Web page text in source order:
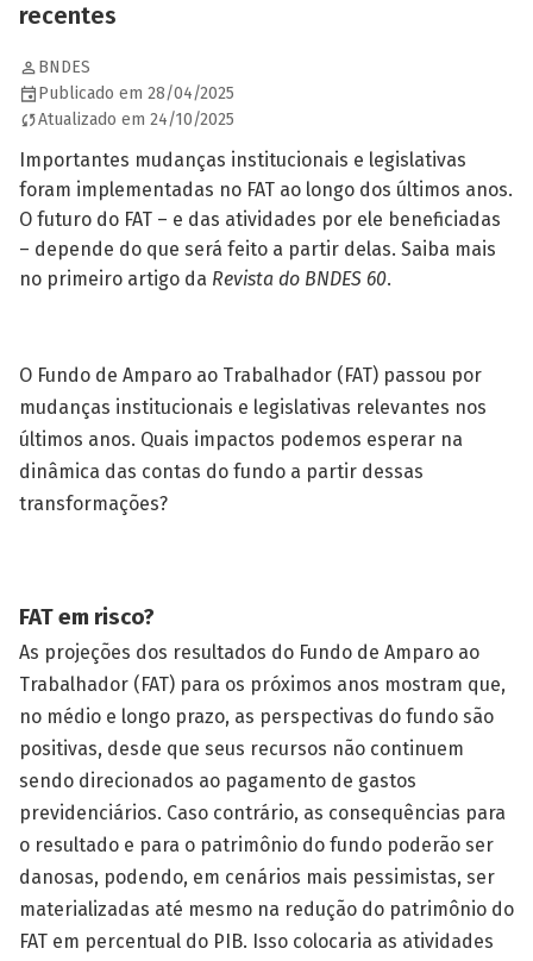
recentes
BNDES
Publicado em 28/04/2025
Atualizado em 24/10/2025
Importantes mudanças institucionais e legislativas
foram implementadas no FAT ao longo dos últimos anos.
O futuro do FAT – e das atividades por ele beneficiadas
– depende do que será feito a partir delas. Saiba mais
no primeiro artigo da Revista do BNDES 60.
O Fundo de Amparo ao Trabalhador (FAT) passou por
mudanças institucionais e legislativas relevantes nos
últimos anos. Quais impactos podemos esperar na
dinâmica das contas do fundo a partir dessas
transformações?
FAT em risco?
As projeções dos resultados do Fundo de Amparo ao
Trabalhador (FAT) para os próximos anos mostram que,
no médio e longo prazo, as perspectivas do fundo são
positivas, desde que seus recursos não continuem
sendo direcionados ao pagamento de gastos
previdenciários. Caso contrário, as consequências para
o resultado e para o patrimônio do fundo poderão ser
danosas, podendo, em cenários mais pessimistas, ser
materializadas até mesmo na redução do patrimônio do
FAT em percentual do PIB. Isso colocaria as atividades